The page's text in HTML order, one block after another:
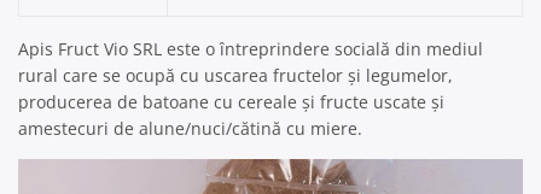
Apis Fruct Vio SRL este o întreprindere socială din mediul
rural care se ocupă cu uscarea fructelor și legumelor,
producerea de batoane cu cereale și fructe uscate și
amestecuri de alune/nuci/cătină cu miere.